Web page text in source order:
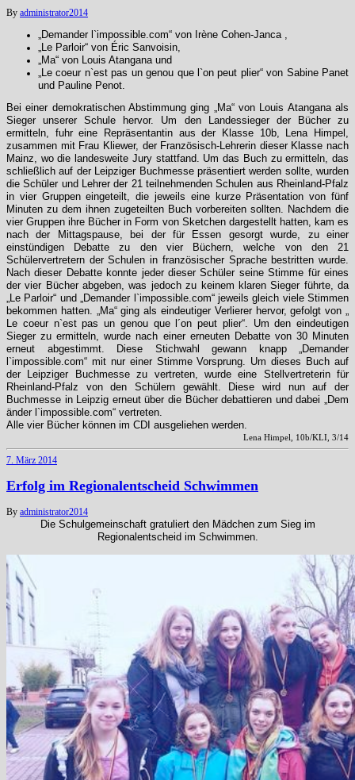
By administrator2014
„Demander l`impossible.com“ von Irène Cohen-Janca ,
„Le Parloir“ von Éric Sanvoisin,
„Ma“ von Louis Atangana und
„Le coeur n`est pas un genou que l`on peut plier“ von Sabine Panet
und Pauline Penot.
Bei einer demokratischen Abstimmung ging „Ma“ von Louis Atangana als
Sieger unserer Schule hervor. Um den Landessieger der Bücher zu
ermitteln, fuhr eine Repräsentantin aus der Klasse 10b, Lena Himpel,
zusammen mit Frau Kliewer, der Französisch-Lehrerin dieser Klasse nach
Mainz, wo die landesweite Jury stattfand. Um das Buch zu ermitteln, das
schließlich auf der Leipziger Buchmesse präsentiert werden sollte, wurden
die Schüler und Lehrer der 21 teilnehmenden Schulen aus Rheinland-Pfalz
in vier Gruppen eingeteilt, die jeweils eine kurze Präsentation von fünf
Minuten zu dem ihnen zugeteilten Buch vorbereiten sollten. Nachdem die
vier Gruppen ihre Bücher in Form von Sketchen dargestellt hatten, kam es
nach der Mittagspause, bei der für Essen gesorgt wurde, zu einer
einstündigen Debatte zu den vier Büchern, welche von den 21
Schülervertretern der Schulen in französischer Sprache bestritten wurde.
Nach dieser Debatte konnte jeder dieser Schüler seine Stimme für eines
der vier Bücher abgeben, was jedoch zu keinem klaren Sieger führte, da
„Le Parloir“ und „Demander l`impossible.com“ jeweils gleich viele Stimmen
bekommen hatten. „Ma“ ging als eindeutiger Verlierer hervor, gefolgt von „
Le coeur n`est pas un genou que l´on peut plier“. Um den eindeutigen
Sieger zu ermitteln, wurde nach einer erneuten Debatte von 30 Minuten
erneut abgestimmt. Diese Stichwahl gewann knapp „Demander
l`impossible.com“ mit nur einer Stimme Vorsprung. Um dieses Buch auf
der Leipziger Buchmesse zu vertreten, wurde eine Stellvertreterin für
Rheinland-Pfalz von den Schülern gewählt. Diese wird nun auf der
Buchmesse in Leipzig erneut über die Bücher debattieren und dabei „Dem
änder l`impossible.com“ vertreten.
Alle vier Bücher können im CDI ausgeliehen werden.
Lena Himpel, 10b/KLI, 3/14
7. März 2014
Erfolg im Regionalentscheid Schwimmen
By administrator2014
Die Schulgemeinschaft gratuliert den Mädchen zum Sieg im
Regionalentscheid im Schwimmen.